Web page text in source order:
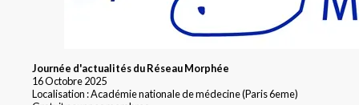
Journée d'actualités du Réseau Morphée
16 Octobre 2025
Localisation : Académie nationale de médecine (Paris 6eme)